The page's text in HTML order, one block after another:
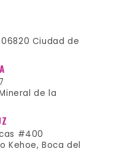
Ciudad de
de la
#400
Kehoe, Boca del